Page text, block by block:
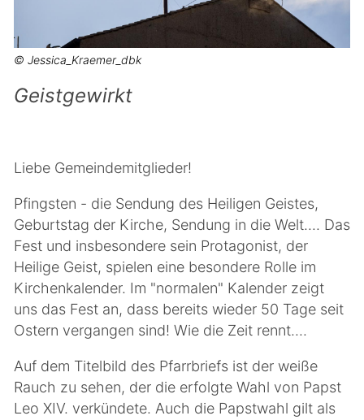
© Jessica_Kraemer_dbk
Geistgewirkt
Liebe Gemeindemitglieder!
Pfingsten - die Sendung des Heiligen Geistes,
Geburtstag der Kirche, Sendung in die Welt.... Das
Fest und insbesondere sein Protagonist, der
Heilige Geist, spielen eine besondere Rolle im
Kirchenkalender. Im "normalen" Kalender zeigt
uns das Fest an, dass bereits wieder 50 Tage seit
Ostern vergangen sind! Wie die Zeit rennt....
Auf dem Titelbild des Pfarrbriefs ist der weiße
Rauch zu sehen, der die erfolgte Wahl von Papst
Leo XIV. verkündete. Auch die Papstwahl gilt als